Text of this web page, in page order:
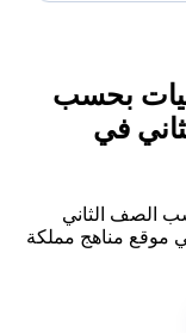
بحسب
في
الصف الثاني
موقع مناهج مملكة